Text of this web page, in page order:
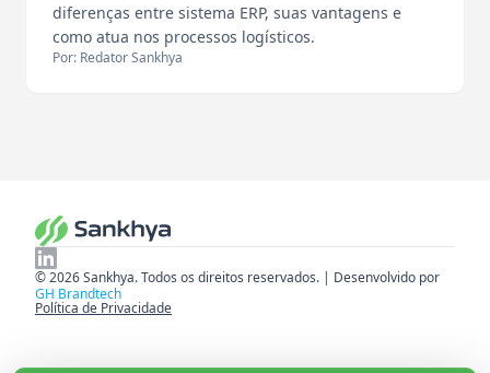
diferenças entre sistema ERP, suas vantagens e
como atua nos processos logísticos.
Por: Redator Sankhya
© 2026 Sankhya. Todos os direitos reservados. | Desenvolvido por
GH Brandtech
Política de Privacidade